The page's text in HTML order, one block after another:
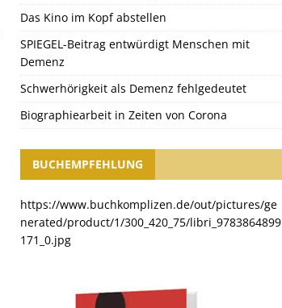
Das Kino im Kopf abstellen
SPIEGEL-Beitrag entwürdigt Menschen mit
Demenz
Schwerhörigkeit als Demenz fehlgedeutet
Biographiearbeit in Zeiten von Corona
BUCHEMPFEHLUNG
https://www.buchkomplizen.de/out/pictures/ge
nerated/product/1/300_420_75/libri_9783864899
171_0.jpg